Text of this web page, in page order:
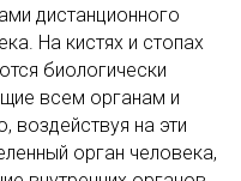
дистанционного
На кистях и стопах
биологически
всем органам и
воздействуя на эти
орган человека,